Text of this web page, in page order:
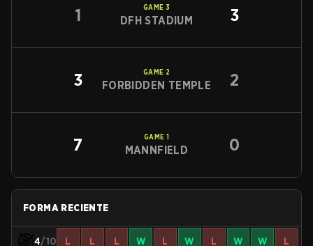
1 GAME 3
DFH STADIUM 3
3 GAME 2
FORBIDDEN TEMPLE 2
7 GAME 1
MANNFIELD 0
FORMA RECIENTE
4/10 L L L W L W L W W L